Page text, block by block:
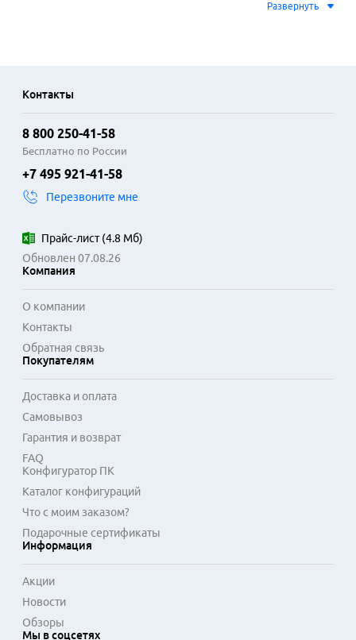
Руководства включают информацию о работе с
различными функциями устройств, включая
двустороннюю печать, отправку сканированных
документов по электронной почте, использование
фирменного программного обеспечения для управления.
безопасности, обслуживанию расходных материалов и
корректно настроить устройство под конкретные задачи,
что способствует долгой и стабильной работе техники.
правильной интеграции устройств Ricoh в существующую
совместимости с различными операционными системами и
сетевыми протоколами. Доступ к официальным
материалам от производителя помогает эффективно
сервисный центр, экономя время и ресурсы.
Развернуть
Контакты
8 800 250-41-58
Бесплатно по России
+7 495 921-41-58
Перезвоните мне
Прайс-лист(4.8 Мб)
Обновлен 07.08.26
Компания
О компании
Контакты
Обратная связь
Покупателям
Доставка и оплата
Самовывоз
Гарантия и возврат
FAQ
Конфигуратор ПК
Каталог конфигураций
Что с моим заказом?
Подарочные сертификаты
Информация
Акции
Новости
Обзоры
Мы в соцсетях